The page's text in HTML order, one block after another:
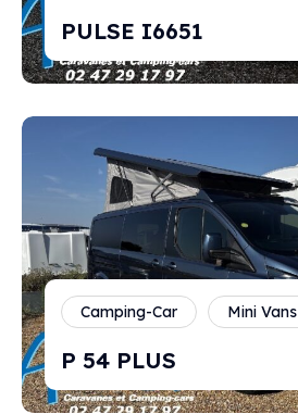
PULSE I6651
Camping-Car Mini Vans
P 54 PLUS